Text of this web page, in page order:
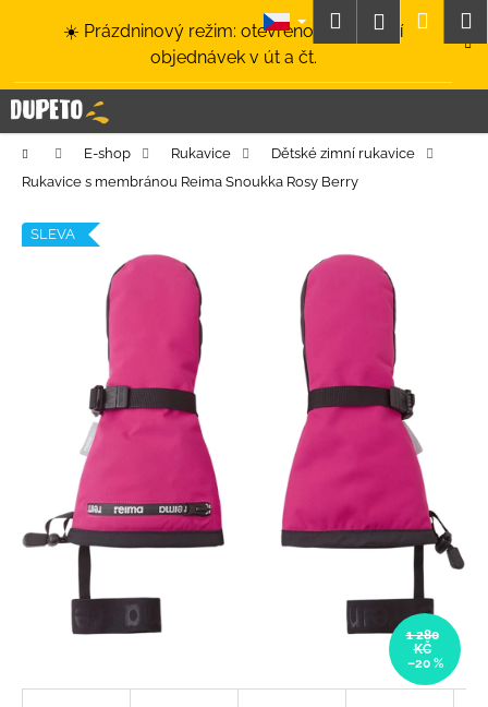
☀️ Prázdninový režim: otevřeno a odesílání
objednávek v út a čt.
HledatPřihlášení
Domů E-shop Rukavice
Dětské zimní rukavice
Rukavice s membránou Reima Snoukka Rosy Berry
SLEVA
1 280
KČ
–20 %
í
k C
o
p
t
j